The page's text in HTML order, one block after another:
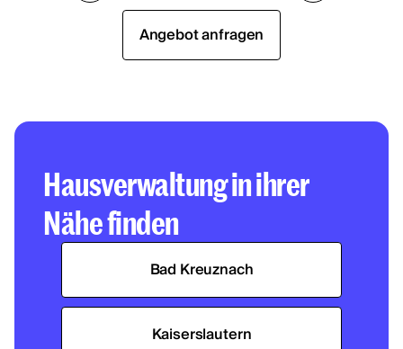
Angebot anfragen
Hausverwaltung in ihrer
Nähe finden
Bad Kreuznach
Kaiserslautern